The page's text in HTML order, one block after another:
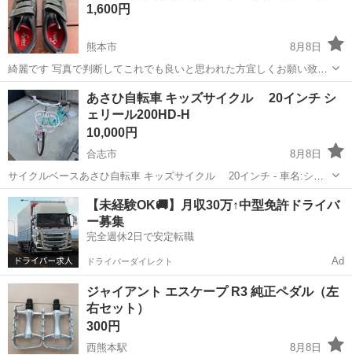
1,600円
熊本市
8月8日
綺麗です 写真で判断してこれでも良いと思われた方宜しくお願い致し
ます よく読んでください のびき相談した上に、見てみたいですには、
無視します 宜しくお願い致します
熊本 熊本市 その他
あさひ自転車 キッズサイクル 20インチ シ
ェリール200HD-H
10,000円
合志市
8月8日
サイクルベースあさひ自転車 キッズサイクル 20インチ - 車名:シェ
リール200HD-H - カラー: ミントグリーン - バスケット: 前面バスケッ
ト付き 2019年9月に購入、経年劣化、サビ傷などあります。...
熊本 合志市 その他
【未経験OK🚚】月収30万↑中型免許ドライバ
ー募集
完全週休2日で安定転職
ドライバーダイレクト Ad
ジャイアント エスケープ R3 純正ペダル（左
右セット）
300円
西熊本駅
8月8日